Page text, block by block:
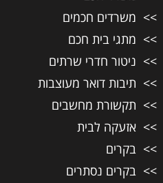
משרדים חכמים
מתגי בית חכם
ניטור חדרי שרתים
תיבות דואר מעוצבות
תקשורת מחשבים
אזעקה לבית
בקרים
בקרים נסתרים